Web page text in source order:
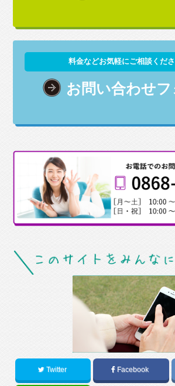
料金などお気軽にご相談くださ
お問い合わせフ
Twitter Facebook